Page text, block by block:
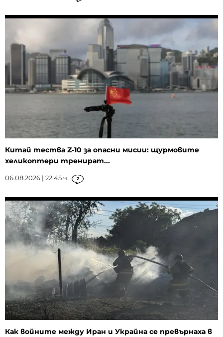
Китай тества Z-10 за опасни мисии: щурмовите
хеликоптери тренират...
06.08.2026 | 22:45 ч. 2
Как войните между Иран и Украйна се превърнаха в